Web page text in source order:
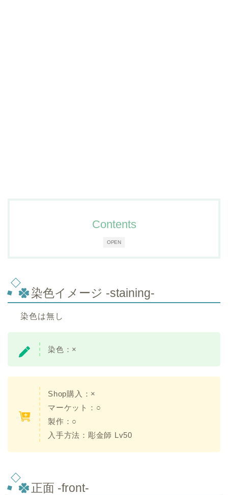
OPEN
Contents
染色イメージ -staining-
染色は無し
染色：×
Shop購入：×
マーケット：○
製作：○
入手方法：彫金師 Lv50
正面 -front-